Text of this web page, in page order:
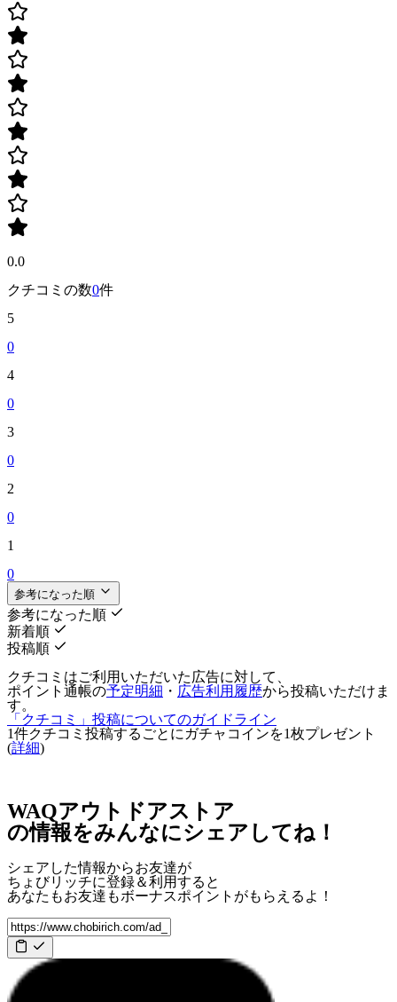
0.0
クチコミの数0件
5
0
4
0
3
0
2
0
1
0
参考になった順
参考になった順
新着順
投稿順
クチコミはご利用いただいた広告に対して、
ポイント通帳の予定明細 ・ 広告利用履歴から投稿いただけま
す。
「クチコミ」投稿についてのガイドライン
1件クチコミ投稿するごとに ガチャコインを1枚プレゼント
(詳細)
WAQアウトドアストア
の情報をみんなにシェアしてね！
シェアした情報からお友達が
ちょびリッチに登録＆利用すると
あなたもお友達もボーナスポイント がもらえるよ！